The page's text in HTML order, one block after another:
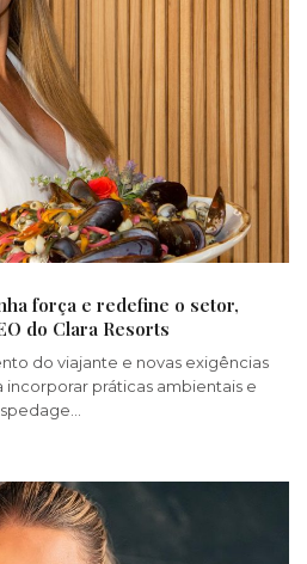
força e redefine o setor,
do Clara Resorts
do viajante e novas exigências
práticas ambientais e